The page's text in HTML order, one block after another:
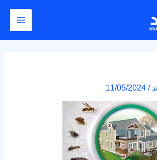
Main
/
11/05/2024